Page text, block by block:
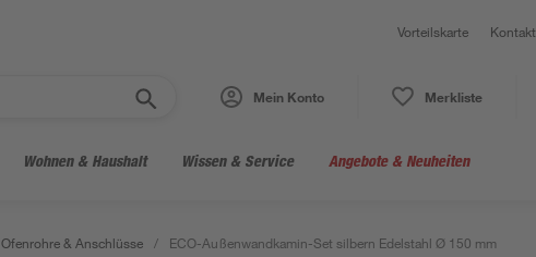
Vorteilskarte Kontakt
Mein Konto Merkliste
Wohnen & Haushalt Wissen & Service Angebote & Neuheiten
Ofenrohre & Anschlüsse / ECO-Außenwandkamin-Set silbern Edelstahl Ø 150 mm